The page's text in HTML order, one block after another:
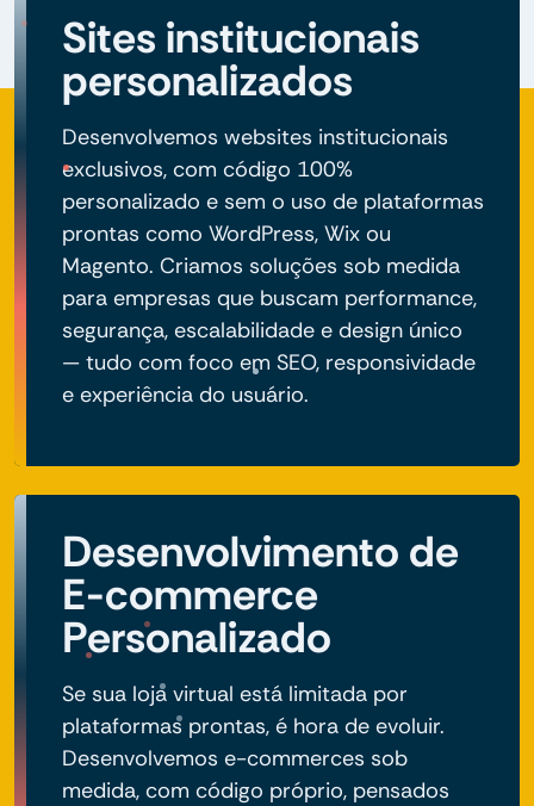
Sites institucionais
personalizados
Desenvolvemos websites institucionais
exclusivos, com código 100%
personalizado e sem o uso de plataformas
prontas como WordPress, Wix ou
Magento. Criamos soluções sob medida
para empresas que buscam performance,
segurança, escalabilidade e design único
— tudo com foco em SEO, responsividade
e experiência do usuário.
Desenvolvimento de
E-commerce
Personalizado
Se sua loja virtual está limitada por
plataformas prontas, é hora de evoluir.
Desenvolvemos e-commerces sob
medida, com código próprio, pensados